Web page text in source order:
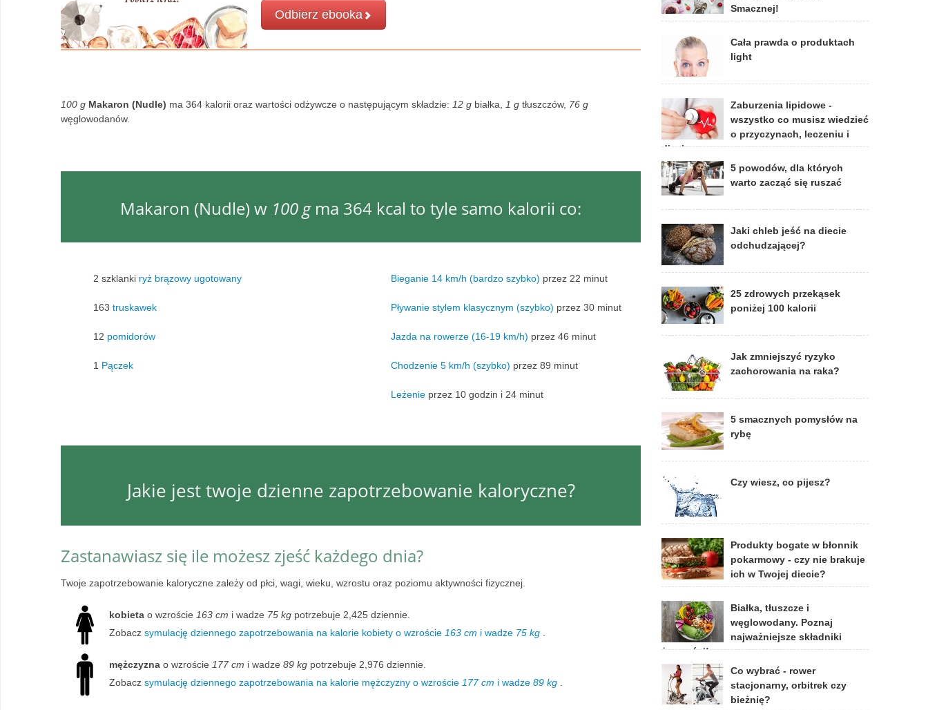
Odbierz ebooka
100 g Makaron (Nudle) ma 364 kalorii oraz wartości odżywcze o następującym składzie: 12 g białka, 1 g tłuszczów, 76 g
węglowodanów.
Makaron (Nudle) w 100 gma 364 kcal to tyle samo kalorii co:
2 szklanki ryż brązowy ugotowany
163 truskawek
12 pomidorów
1 Pączek
Bieganie 14 km/h (bardzo szybko) przez 22 minut
Pływanie stylem klasycznym (szybko) przez 30 minut
Jazda na rowerze (16-19 km/h) przez 46 minut
Chodzenie 5 km/h (szybko) przez 89 minut
Leżenieprzez 10 godzin i 24 minut
Jakie jest twoje dzienne zapotrzebowanie kaloryczne?
Zastanawiasz się ile możesz zjeść każdego dnia?
Twoje zapotrzebowanie kaloryczne zależy od płci, wagi, wieku, wzrostu oraz poziomu aktywności fizycznej.
kobieta o wzroście 163 cm i wadze 75 kg potrzebuje 2,425 dziennie.
Zobacz symulację dziennego zapotrzebowania na kalorie kobiety o wzroście 163 cm i wadze 75 kg
mężczyzna o wzroście 177 cm i wadze 89 kg potrzebuje 2,976 dziennie.
Zobacz symulację dziennego zapotrzebowania na kalorie mężczyzny o wzroście 177 cm i wadze 89 kg
Smacznej!
Cała prawda o produktach
light
Zaburzenia lipidowe -
wszystko co musisz wiedzieć
o przyczynach, leczeniu i
diecie
5 powodów, dla których
warto zacząć się ruszać
Jaki chleb jeść na diecie
odchudzającej?
25 zdrowych przekąsek
poniżej 100 kalorii
Jak zmniejszyć ryzyko
zachorowania na raka?
5 smacznych pomysłów na
rybę
Czy wiesz, co pijesz?
Produkty bogate w błonnik
pokarmowy - czy nie brakuje
ich w Twojej diecie?
Białka, tłuszcze i
węglowodany. Poznaj
najważniejsze składniki
żywności!
Co wybrać - rower
stacjonarny, orbitrek czy
bieżnię?